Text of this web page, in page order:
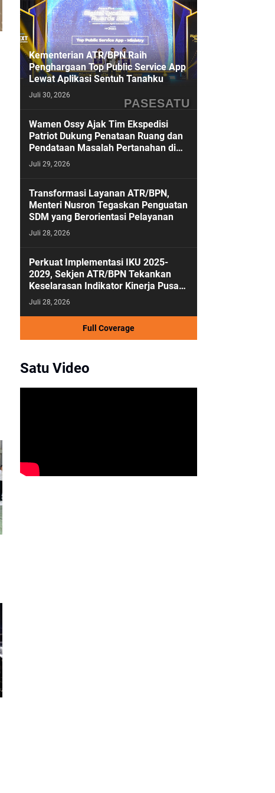
PASESATU
Kementerian ATR/BPN Raih
Penghargaan Top Public Service App
Lewat Aplikasi Sentuh Tanahku
Juli 30, 2026
Wamen Ossy Ajak Tim Ekspedisi
Patriot Dukung Penataan Ruang dan
Pendataan Masalah Pertanahan di
Kawasan Transmigrasi
Juli 29, 2026
Transformasi Layanan ATR/BPN,
Menteri Nusron Tegaskan Penguatan
SDM yang Berorientasi Pelayanan
Juli 28, 2026
Perkuat Implementasi IKU 2025-
2029, Sekjen ATR/BPN Tekankan
Keselarasan Indikator Kinerja Pusat
dan Daerah
Juli 28, 2026
Full Coverage
Satu Video